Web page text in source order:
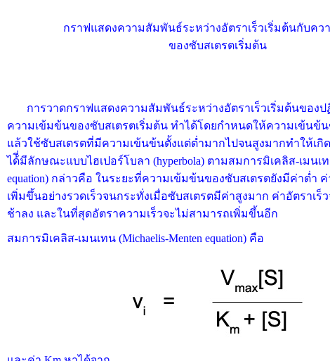
กราฟแสดงความสัมพันธ์ระหว่างอัตราเร็วเริ่มต้นกับคว
ของซับสเตรตเริ่มต้น
การวาดกราฟแสดงความสัมพันธ์ระหว่างอัตราเร็วเริ่มต้นของป
ความเข้มข้นของซับสเตรตเริ่มต้น ทำได้โดยกำหนดให้ความเข้นข้
แล้วใช้ซับสเตรตที่มีความเข้นข้นตั้งแต่ต่ำมากไปจนสูงมากทำให้เกิ
ได้ี่มีลักษณะแบบไฮเปอร์โบลา (hyperbola) ตามสมการมิเคลิส-เมนเท
equation) กล่าวคือ ในระยะที่ความเข้มข้นของซับสเตรตยังมีค่าต่ำ ค่
เพิ่มขึ้นอย่างรวดเร็วจนกระทั่งเมื่อซับสเตรตมีค่าสูงมาก ค่าอัตราเร็
ช้าลง และในที่สุดอัตราความเร็วจะไม่สามารถเพิ่มขึ้นอีก
สมการมิเคลิส-เมนเทน (Michaelis-Menten equation) คือ